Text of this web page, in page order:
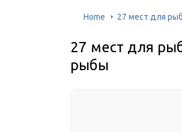
Home 27 мест для
27 мест для
рыбы